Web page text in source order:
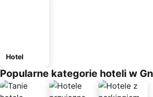
Hotel
Popularne kategorie hoteli w